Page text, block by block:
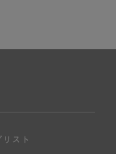
リスト